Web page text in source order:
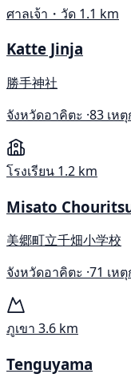
ศาลเจ้า・วัด 1.1 km
Katte Jinja
勝手神社
จังหวัดอาคิตะ ·83 เห
โรงเรียน 1.2 km
Misato
美郷町立千畑小学校
จังหวัดอาคิตะ ·71 เห
ภูเขา 3.6 km
Tenguyama